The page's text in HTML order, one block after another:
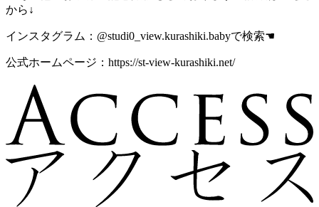
から↓
インスタグラム：@studi0_view.kurashiki.babyで検索☚
公式ホームページ： https://st-view-kurashiki.net/